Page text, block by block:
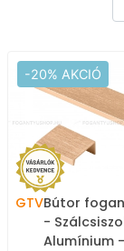
-20% AKCIÓ
GTVBútor
-
Alumínium